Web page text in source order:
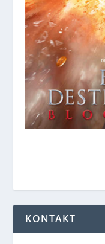
KONTAKT